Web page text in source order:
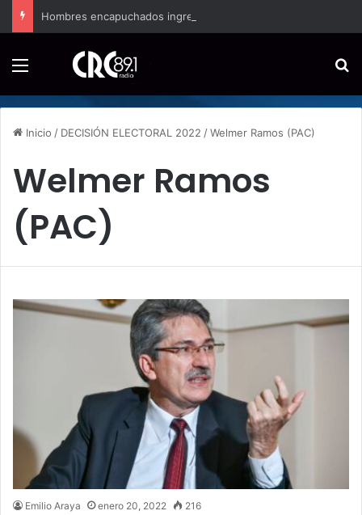
Inicio / DECISIÓN ELECTORAL 2022 /Welmer Ramos (PAC)
Welmer Ramos
(PAC)
Emilio Araya enero 20, 2022 216